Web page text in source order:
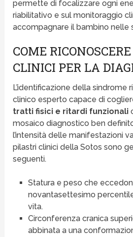
permette di focalizzare ogni
riabilitativo e sul monitoraggio
accompagnare il bambino nelle
COME
CLINICI PER LA
L’identificazione della sindrome
clinico esperto capace di
tratti fisici e ritardi funzionali
mosaico diagnostico ben
l’intensità delle manifestazioni
pilastri clinici della Sotos sono
seguenti.
Statura e peso che
novantasettesimo
vita.
Circonferenza cranica
abbinata a una